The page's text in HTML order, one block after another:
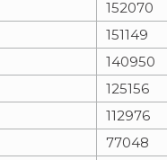
e
t
152070
151149
140950
125156
112976
77048